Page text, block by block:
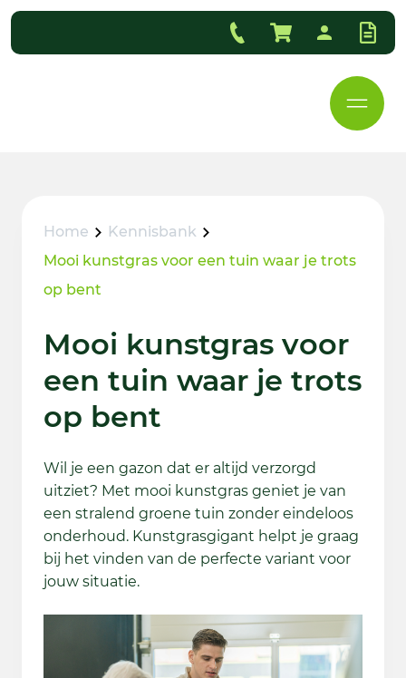
Home
Kennisbank
Mooi kunstgras voor een tuin waar je trots
op bent
Mooi kunstgras voor
een tuin waar je trots
op bent
Wil je een gazon dat er altijd verzorgd
uitziet? Met mooi kunstgras geniet je van
een stralend groene tuin zonder eindeloos
onderhoud. Kunstgrasgigant helpt je graag
bij het vinden van de perfecte variant voor
jouw situatie.